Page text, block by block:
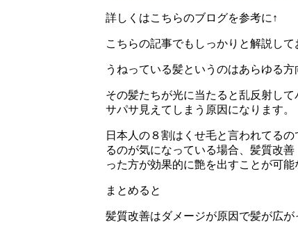
詳しくはこちらのブログを参考に↑
こちらの記事でもしっかりと解説し
うねっている髪というのはあらゆる方
その髪たちが光に当たると乱反射し
サパサ見えてしまう原因になります。
日本人の８割はくせ毛と言われてる
るのが気になっている場合、髪質改
った方が効果的に艶を出すことが可能
まとめると
髪質改善はダメージが原因で髪が広